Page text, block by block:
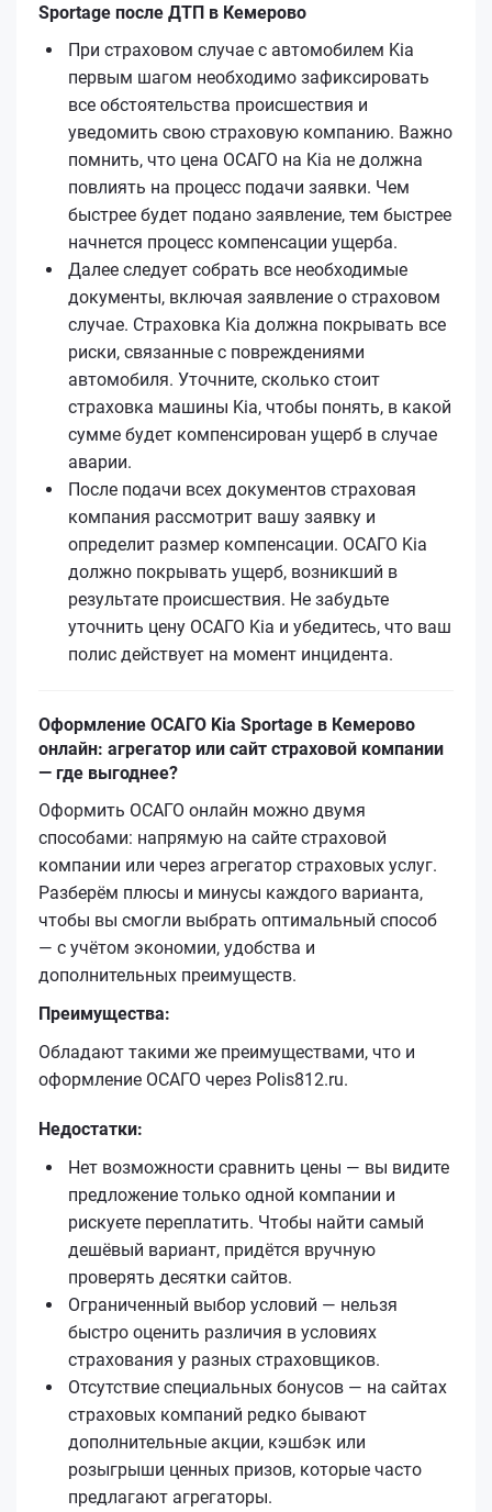
Sportage после ДТП в Кемерово
При страховом случае с автомобилем Kia
первым шагом необходимо зафиксировать
все обстоятельства происшествия и
уведомить свою страховую компанию. Важно
помнить, что цена ОСАГО на Kia не должна
повлиять на процесс подачи заявки. Чем
быстрее будет подано заявление, тем быстрее
начнется процесс компенсации ущерба.
Далее следует собрать все необходимые
документы, включая заявление о страховом
случае. Страховка Kia должна покрывать все
риски, связанные с повреждениями
автомобиля. Уточните, сколько стоит
страховка машины Kia, чтобы понять, в какой
сумме будет компенсирован ущерб в случае
аварии.
После подачи всех документов страховая
компания рассмотрит вашу заявку и
определит размер компенсации. ОСАГО Kia
должно покрывать ущерб, возникший в
результате происшествия. Не забудьте
уточнить цену ОСАГО Kia и убедитесь, что ваш
полис действует на момент инцидента.
Оформление ОСАГО Kia Sportage в Кемерово
онлайн: агрегатор или сайт страховой компании
— где выгоднее?
Оформить ОСАГО онлайн можно двумя
способами: напрямую на сайте страховой
компании или через агрегатор страховых услуг.
Разберём плюсы и минусы каждого варианта,
чтобы вы смогли выбрать оптимальный способ
— с учётом экономии, удобства и
дополнительных преимуществ.
Преимущества:
Обладают такими же преимуществами, что и
оформление ОСАГО через Polis812.ru.
Недостатки:
Нет возможности сравнить цены — вы видите
предложение только одной компании и
рискуете переплатить. Чтобы найти самый
дешёвый вариант, придётся вручную
проверять десятки сайтов.
Ограниченный выбор условий — нельзя
быстро оценить различия в условиях
страхования у разных страховщиков.
Отсутствие специальных бонусов — на сайтах
страховых компаний редко бывают
дополнительные акции, кэшбэк или
розыгрыши ценных призов, которые часто
предлагают агрегаторы.